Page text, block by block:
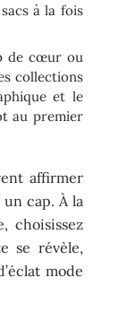
à la fois
de cœur ou
collections
et le
au premier
affirmer
cap. À la
choisissez
se révèle,
mode